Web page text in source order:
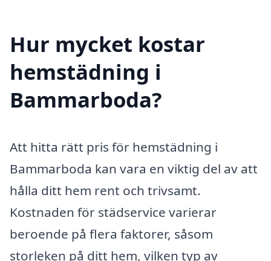
Hur mycket kostar
hemstädning i
Bammarboda?
Att hitta rätt pris för hemstädning i
Bammarboda kan vara en viktig del av att
hålla ditt hem rent och trivsamt.
Kostnaden för städservice varierar
beroende på flera faktorer, såsom
storleken på ditt hem, vilken typ av